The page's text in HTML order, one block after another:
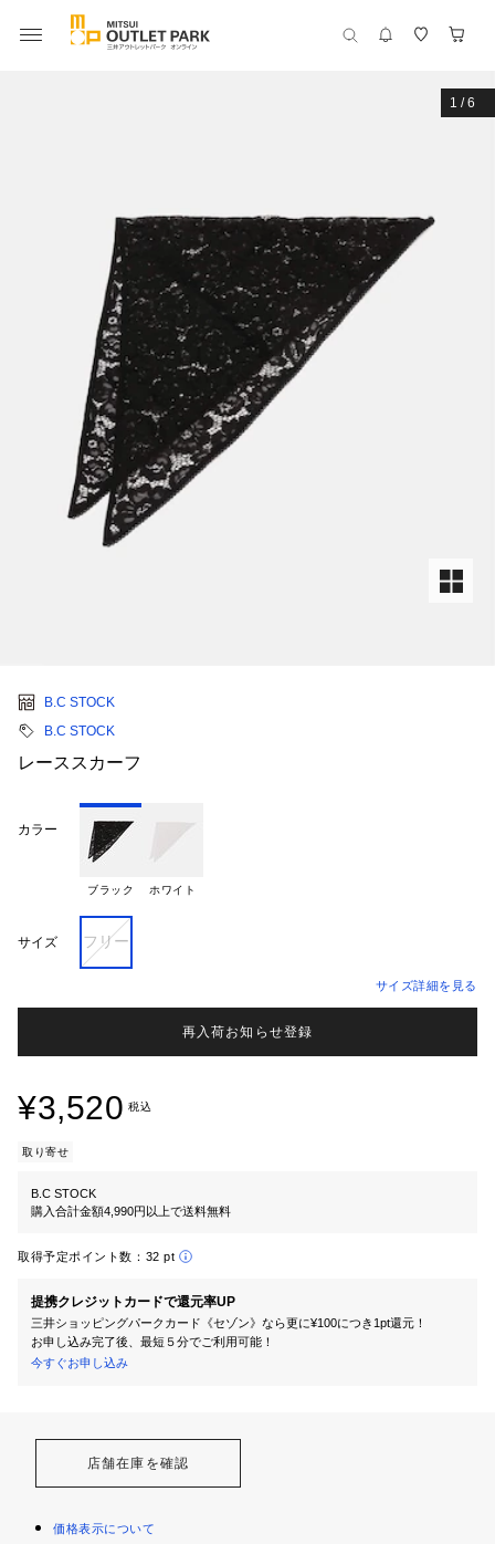
1 /6
B.C STOCK
B.C STOCK
レーススカーフ
カラー
ブラック ホワイト
サイズ フリー
サイズ詳細を見る
再入荷お知らせ登録
¥3,520 税込
取り寄せ
B.C STOCK
購入合計金額4,990円以上で送料無料
取得予定ポイント数： 32 pt
提携クレジットカードで還元率UP
三井ショッピングパークカード《セゾン》なら更に¥100につき1pt還元！
お申し込み完了後、最短５分でご利用可能！
今すぐお申し込み
店舗在庫を確認
価格表示について